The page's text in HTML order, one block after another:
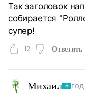
Так заголовок
собирается
супер!
12 Ответить
Михаил